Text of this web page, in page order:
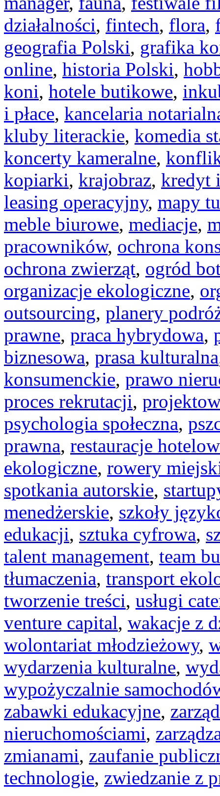
działalności, fintech, flora,
geografia Polski, grafika
online, historia Polski,
koni, hotele butikowe,
i płace, kancelaria
kluby literackie, komedia
koncerty kameralne,
kopiarki, krajobraz, kredyt
leasing operacyjny, mapy
meble biurowe, mediacje,
pracowników, ochrona
ochrona zwierząt, ogród
organizacje ekologiczne,
outsourcing, planery
prawne, praca hybrydowa,
biznesowa, prasa kulturalna
konsumenckie, prawo
proces rekrutacji,
psychologia społeczna,
prawna, restauracje
ekologiczne, rowery
spotkania autorskie,
menedżerskie, szkoły
edukacji, sztuka cyfrowa,
talent management, team
tłumaczenia, transport
tworzenie treści, usługi
venture capital, wakacje z
wolontariat młodzieżowy,
wydarzenia kulturalne,
wypożyczalnie
zabawki edukacyjne,
nieruchomościami,
zmianami, zaufanie
technologie, zwiedzanie z